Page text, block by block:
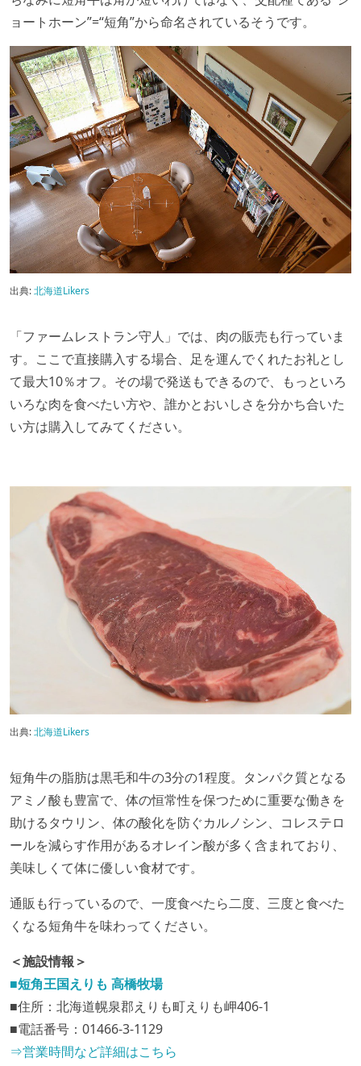
ョートホーン”=“短角”から命名されているそうです。
出典:北海道Likers
「ファームレストラン守人」では、肉の販売も行っていま
す。ここで直接購入する場合、足を運んでくれたお礼とし
て最大10％オフ。その場で発送もできるので、もっといろ
いろな肉を食べたい方や、誰かとおいしさを分かち合いた
い方は購入してみてください。
出典:北海道Likers
短角牛の脂肪は黒毛和牛の3分の1程度。タンパク質となる
アミノ酸も豊富で、体の恒常性を保つために重要な働きを
助けるタウリン、体の酸化を防ぐカルノシン、コレステロ
ールを減らす作用があるオレイン酸が多く含まれており、
美味しくて体に優しい食材です。
通販も行っているので、一度食べたら二度、三度と食べた
くなる短角牛を味わってください。
＜施設情報＞
■短角王国えりも 高橋牧場
■住所：北海道幌泉郡えりも町えりも岬406-1
■電話番号：01466-3-1129
⇒営業時間など詳細はこちら